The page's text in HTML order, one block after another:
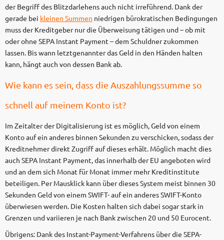
der Begriff des Blitzdarlehens auch nicht irreführend. Dank der
gerade bei kleinen Summen niedrigen bürokratischen Bedingungen
muss der Kreditgeber nur die Überweisung tätigen und – ob mit
oder ohne SEPA Instant Payment – dem Schuldner zukommen
lassen. Bis wann letztgenannter das Geld in den Händen halten
kann, hängt auch von dessen Bank ab.
Wie kann es sein, dass die Auszahlungssumme so
schnell auf meinem Konto ist?
Im Zeitalter der Digitalisierung ist es möglich, Geld von einem
Konto auf ein anderes binnen Sekunden zu verschicken, sodass der
Kreditnehmer direkt Zugriff auf dieses erhält. Möglich macht dies
auch SEPA Instant Payment, das innerhalb der EU angeboten wird
und an dem sich Monat für Monat immer mehr Kreditinstitute
beteiligen. Per Mausklick kann über dieses System meist binnen 30
Sekunden Geld von einem SWIFT- auf ein anderes SWIFT-Konto
überwiesen werden. Die Kosten halten sich dabei sogar stark in
Grenzen und variieren je nach Bank zwischen 20 und 50 Eurocent.
Übrigens: Dank des Instant-Payment-Verfahrens über die SEPA-